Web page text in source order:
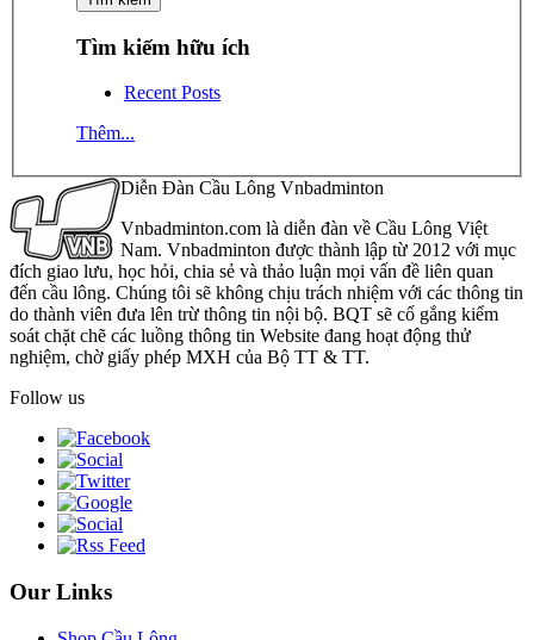
Tìm kiếm hữu ích
Recent Posts
Thêm...
Diễn Đàn Cầu Lông Vnbadminton
Vnbadminton.com là diễn đàn về Cầu Lông Việt
Nam. Vnbadminton được thành lập từ 2012 với mục
đích giao lưu, học hỏi, chia sẻ và thảo luận mọi vấn đề liên quan
đến cầu lông. Chúng tôi sẽ không chịu trách nhiệm với các thông tin
do thành viên đưa lên trừ thông tin nội bộ. BQT sẽ cố gắng kiểm
soát chặt chẽ các luồng thông tin Website đang hoạt động thử
nghiệm, chờ giấy phép MXH của Bộ TT & TT.
Follow us
Our Links